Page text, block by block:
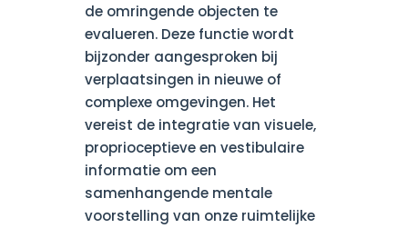
de omringende objecten te
evalueren. Deze functie wordt
bijzonder aangesproken bij
verplaatsingen in nieuwe of
complexe omgevingen. Het
vereist de integratie van visuele,
proprioceptieve en vestibulaire
informatie om een
samenhangende mentale
voorstelling van onze ruimtelijke